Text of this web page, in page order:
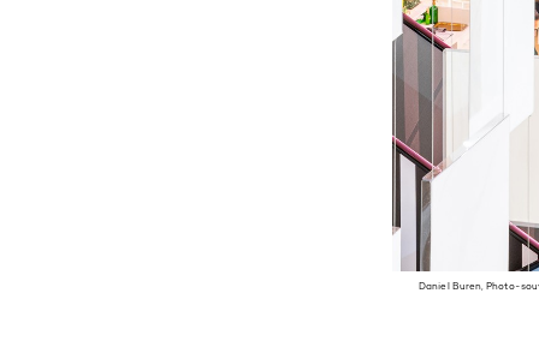
Daniel Buren, Photo-